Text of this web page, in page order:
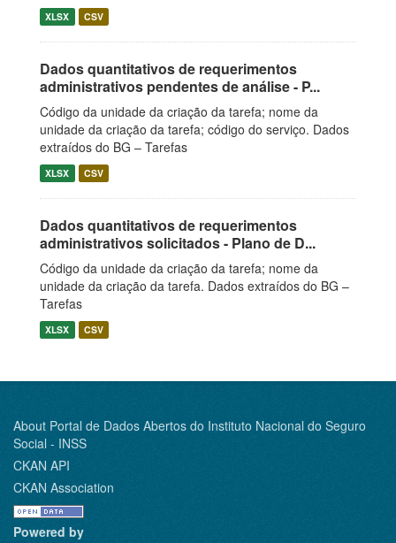
XLSX CSV
Dados quantitativos de requerimentos
administrativos pendentes de análise - P...
Código da unidade da criação da tarefa; nome da
unidade da criação da tarefa; código do serviço. Dados
extraídos do BG – Tarefas
XLSX CSV
Dados quantitativos de requerimentos
administrativos solicitados - Plano de D...
Código da unidade da criação da tarefa; nome da
unidade da criação da tarefa. Dados extraídos do BG –
Tarefas
XLSX CSV
About Portal de Dados Abertos do Instituto Nacional do Seguro
Social - INSS
CKAN API
CKAN Association
Powered by